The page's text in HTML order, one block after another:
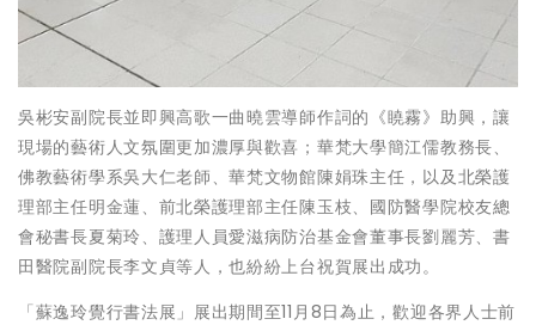
吳彬安副院長並即興高歌一曲曉雲導師作詞的《䁱霧》助興，讓
現場的藝術人文氛圍更加濃厚與歡喜；華梵大學簡江儒教務長、
佛教藝術學系吳大仁老師、華梵文物館陳娟珠主任，以及北榮護
理部主任明金蓮、前北榮護理部主任陳玉枝、國防醫學院校友總
會秘書長夏菊玲、護理人員愛滋病防治基金會董事長劉麗芳、書
田醫院副院長李文貞等人，也紛紛上台祝賀展出成功。
「蘇逸玲覺行書法展」展出期間至11月8日為止，歡迎各界人士前